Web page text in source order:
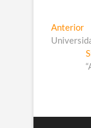
de
Anterior